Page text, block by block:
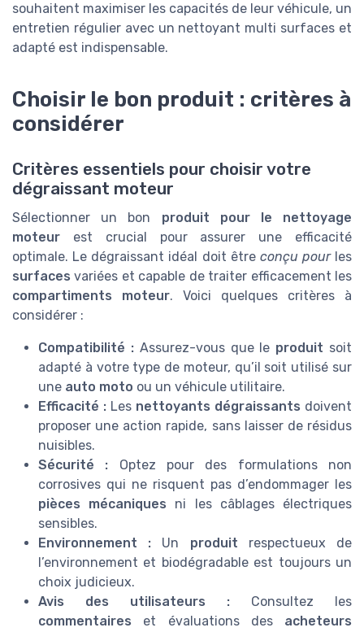
souhaitent maximiser les capacités de leur véhicule, un
entretien régulier avec un nettoyant multi surfaces et
adapté est indispensable.
Choisir le bon produit : critères à
considérer
Critères essentiels pour choisir votre
dégraissant moteur
Sélectionner un bon produit pour le nettoyage
moteur est crucial pour assurer une efficacité
optimale. Le dégraissant idéal doit être conçu pourles
surfaces variées et capable de traiter efficacement les
compartiments moteur. Voici quelques critères à
considérer :
Compatibilité :Assurez-vous que le produit soit
adapté à votre type de moteur, qu’il soit utilisé sur
une auto moto ou un véhicule utilitaire.
Efficacité : Les nettoyants dégraissants doivent
proposer une action rapide, sans laisser de résidus
nuisibles.
Sécurité : Optez pour des formulations non
corrosives qui ne risquent pas d’endommager les
pièces mécaniques ni les câblages électriques
sensibles.
Environnement : Un produit respectueux de
l’environnement et biodégradable est toujours un
choix judicieux.
Avis des utilisateurs : Consultez les
commentaires et évaluations des acheteurs